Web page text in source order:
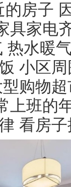
房子
具家电
热水暖
小区
购物
上班的
看房